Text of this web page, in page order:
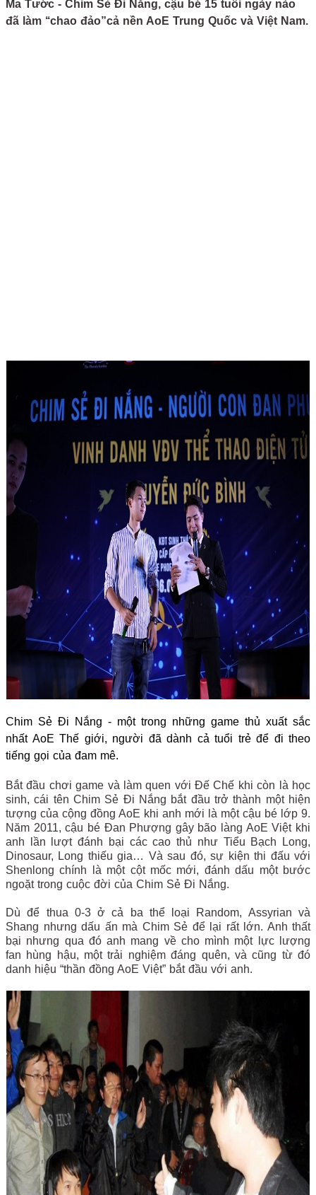
Ma Tước - Chim Sẻ Đi Nắng, cậu bé 15 tuổi ngày nào
đã làm ‘‘chao đảo”cả nền AoE Trung Quốc và Việt Nam.
Chim Sẻ Đi Nắng - một trong những game thủ xuất sắc
nhất AoE Thế giới, người đã dành cả tuổi trẻ để đi theo
tiếng gọi của đam mê.
Bắt đầu chơi game và làm quen với Đế Chế khi còn là học
sinh, cái tên Chim Sẻ Đi Nắng bắt đầu trở thành một hiện
tượng của cộng đồng AoE khi anh mới là một cậu bé lớp 9.
Năm 2011, cậu bé Đan Phượng gây bão làng AoE Việt khi
anh lần lượt đánh bại các cao thủ như Tiểu Bạch Long,
Dinosaur, Long thiếu gia… Và sau đó, sự kiện thi đấu với
Shenlong chính là một cột mốc mới, đánh dấu một bước
ngoặt trong cuộc đời của Chim Sẻ Đi Nắng.
Dù để thua 0-3 ở cả ba thể loại Random, Assyrian và
Shang nhưng dấu ấn mà Chim Sẻ để lại rất lớn. Anh thất
bại nhưng qua đó anh mang về cho mình một lực lượng
fan hùng hậu, một trải nghiệm đáng quên, và cũng từ đó
danh hiệu “thần đồng AoE Việt” bắt đầu với anh.